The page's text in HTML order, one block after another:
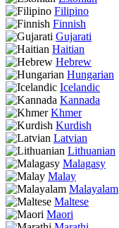
Filipino
Finnish
Gujarati
Haitian
Hebrew
Hungarian
Icelandic
Kannada
Khmer
Kurdish
Latvian
Lithuanian
Malagasy
Malay
Malayalam
Maltese
Maori